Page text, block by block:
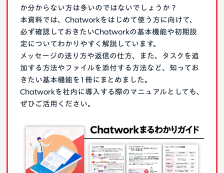
か分からない方は多いのではないでしょうか？
本資料では、Chatworkをはじめて使う方に向けて、
必ず確認しておきたいChatworkの基本機能や初期設
定についてわかりやすく解説しています。
メッセージの送り方や返信の仕方、また、タスクを追
加する方法やファイルを添付する方法など、知ってお
きたい基本機能を1冊にまとめました。
Chatworkを社内に導入する際のマニュアルとしても、
ぜひご活用ください。